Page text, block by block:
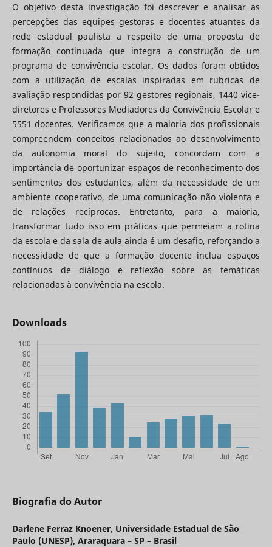
O objetivo desta investigação foi descrever e analisar as
percepções das equipes gestoras e docentes atuantes da
rede estadual paulista a respeito de uma proposta de
formação continuada que integra a construção de um
programa de convivência escolar. Os dados foram obtidos
com a utilização de escalas inspiradas em rubricas de
avaliação respondidas por 92 gestores regionais, 1440 vice-
diretores e Professores Mediadores da Convivência Escolar e
5551 docentes. Verificamos que a maioria dos profissionais
compreendem conceitos relacionados ao desenvolvimento
da autonomia moral do sujeito, concordam com a
importância de oportunizar espaços de reconhecimento dos
sentimentos dos estudantes, além da necessidade de um
ambiente cooperativo, de uma comunicação não violenta e
de relações recíprocas. Entretanto, para a maioria,
transformar tudo isso em práticas que permeiam a rotina
da escola e da sala de aula ainda é um desafio, reforçando a
necessidade de que a formação docente inclua espaços
contínuos de diálogo e reflexão sobre as temáticas
relacionadas à convivência na escola.
Downloads
Biografia do Autor
Darlene Ferraz Knoener, Universidade Estadual de São
Paulo (UNESP), Araraquara – SP – Brasil